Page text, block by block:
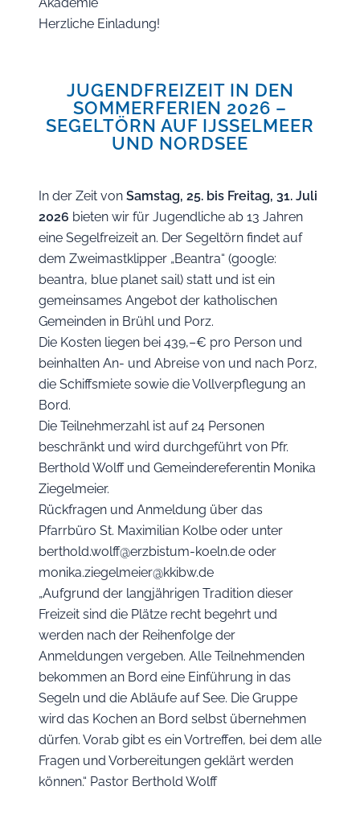
Herzliche Einladung!
JUGENDFREIZEIT IN DEN
SOMMERFERIEN 2026 –
SEGELTÖRN AUF IJSSELMEER
UND NORDSEE
In der Zeit von Samstag, 25. bis Freitag, 31. Juli
2026 bieten wir für Jugendliche ab 13 Jahren
eine Segelfreizeit an. Der Segeltörn findet auf
dem Zweimastklipper „Beantra“ (google:
beantra, blue planet sail) statt und ist ein
gemeinsames Angebot der katholischen
Gemeinden in Brühl und Porz.
Die Kosten liegen bei 439,–€ pro Person und
beinhalten An- und Abreise von und nach Porz,
die Schiffsmiete sowie die Vollverpflegung an
Bord.
Die Teilnehmerzahl ist auf 24 Personen
beschränkt und wird durchgeführt von Pfr.
Berthold Wolff und Gemeindereferentin Monika
Ziegelmeier.
Rückfragen und Anmeldung über das
Pfarrbüro St. Maximilian Kolbe oder unter
berthold.wolff@erzbistum-koeln.de oder
monika.ziegelmeier@kkibw.de
„Aufgrund der langjährigen Tradition dieser
Freizeit sind die Plätze recht begehrt und
werden nach der Reihenfolge der
Anmeldungen vergeben. Alle Teilnehmenden
bekommen an Bord eine Einführung in das
Segeln und die Abläufe auf See. Die Gruppe
wird das Kochen an Bord selbst übernehmen
dürfen. Vorab gibt es ein Vortreffen, bei dem alle
Fragen und Vorbereitungen geklärt werden
können.“ Pastor Berthold Wolff